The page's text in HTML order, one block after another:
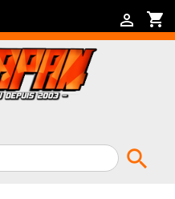
shopping_cart

